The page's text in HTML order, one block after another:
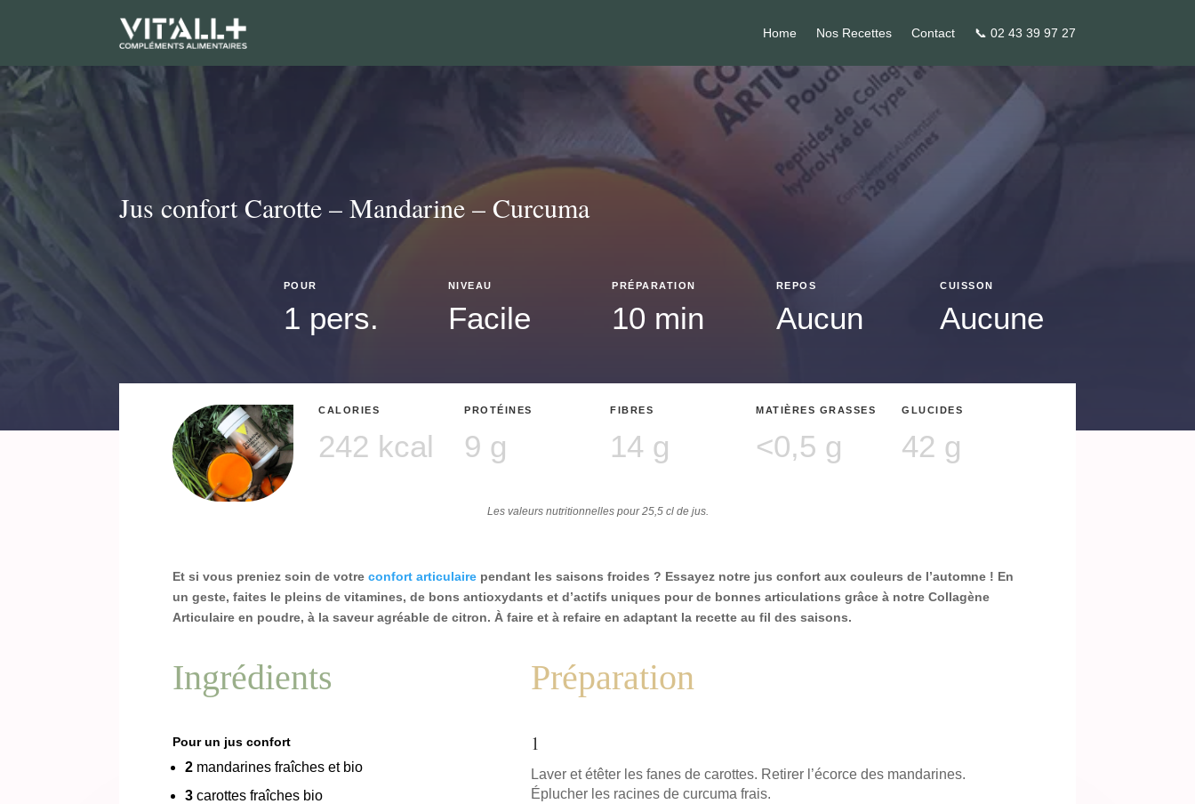
Home Nos Recettes Contact 📞 02 43 39 97 27
Jus confort Carotte – Mandarine – Curcuma
POUR
1 pers.
NIVEAU
Facile
PRÉPARATION
10 min
REPOS
Aucun
CUISSON
Aucune
CALORIES
242 kcal
PROTÉINES
9 g
FIBRES
14 g
MATIÈRES GRASSES
<0,5 g
GLUCIDES
42 g
Les valeurs nutritionnelles pour 25,5 cl de jus.
Et si vous preniez soin de votreconfort articulaire pendant les saisons froides ? Essayez notre jus confort aux couleurs de l’automne ! En
un geste, faites le pleins de vitamines, de bons antioxydants et d’actifs uniques pour de bonnes articulations grâce à notre Collagène
Articulaire en poudre, à la saveur agréable de citron. À faire et à refaire en adaptant la recette au fil des saisons.
Ingrédients
Pour un jus confort
2 mandarines fraîches et bio
3 carottes fraîches bio
Préparation
1
Laver et étêter les fanes de carottes. Retirer l’écorce des mandarines.
Éplucher les racines de curcuma frais.